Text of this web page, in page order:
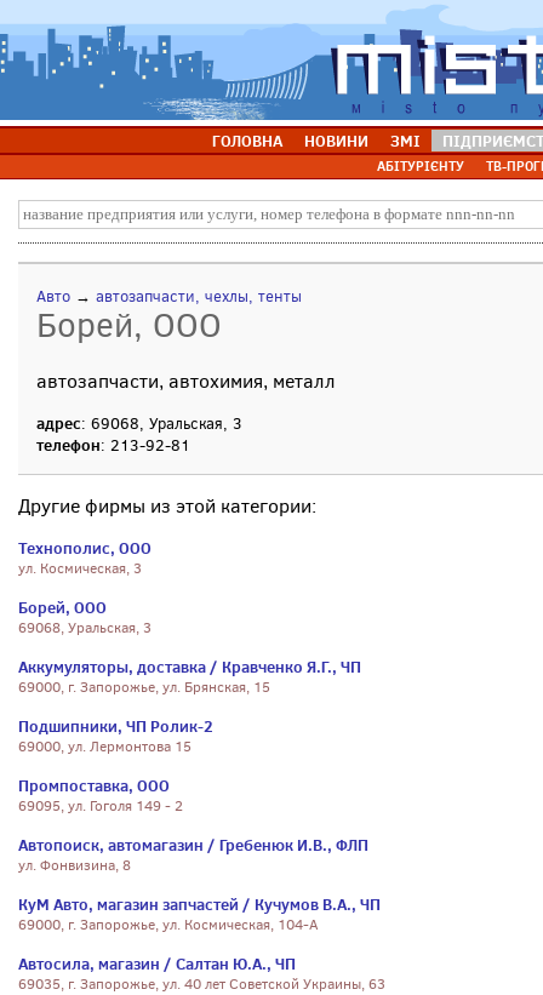
ГОЛОВНА НОВИНИ ЗМІ
АБІТУРІЄНТУ ТВ-
Авто → автозапчасти, чехлы, тенты
Борей, ООО
автозапчасти, автохимия, металл
адрес: 69068, Уральская, 3
телефон: 213-92-81
Другие фирмы из этой категории:
Технополис, ООО
ул. Космическая, 3
Борей, ООО
69068, Уральская, 3
Аккумуляторы, доставка / Кравченко Я.Г., ЧП
69000, г. Запорожье, ул. Брянская, 15
Подшипники, ЧП Ролик-2
69000, ул. Лермонтова 15
Промпоставка, ООО
69095, ул. Гоголя 149 - 2
Автопоиск, автомагазин / Гребенюк И.В., ФЛП
ул. Фонвизина, 8
КуМ Авто, магазин запчастей / Кучумов В.А., ЧП
69000, г. Запорожье, ул. Космическая, 104-А
Автосила, магазин / Салтан Ю.А., ЧП
69035, г. Запорожье, ул. 40 лет Советской Украины, 63